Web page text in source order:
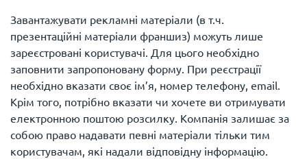
Завантажувати рекламні матеріали (в т.ч.
презентаційні матеріали франшиз) можуть лише
зареєстровані користувачі. Для цього необхідно
заповнити запропоновану форму. При реєстрації
необхідно вказати своє ім’я, номер телефону, email.
Крім того, потрібно вказати чи хочете ви отримувати
електронною поштою розсилку. Компанія залишає за
собою право надавати певні матеріали тільки тим
користувачам, які надали відповідну інформацію.